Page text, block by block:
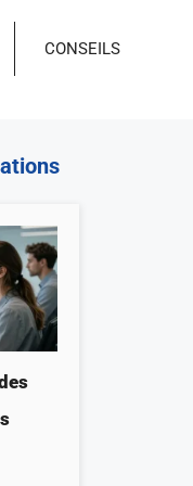
CONSEILS